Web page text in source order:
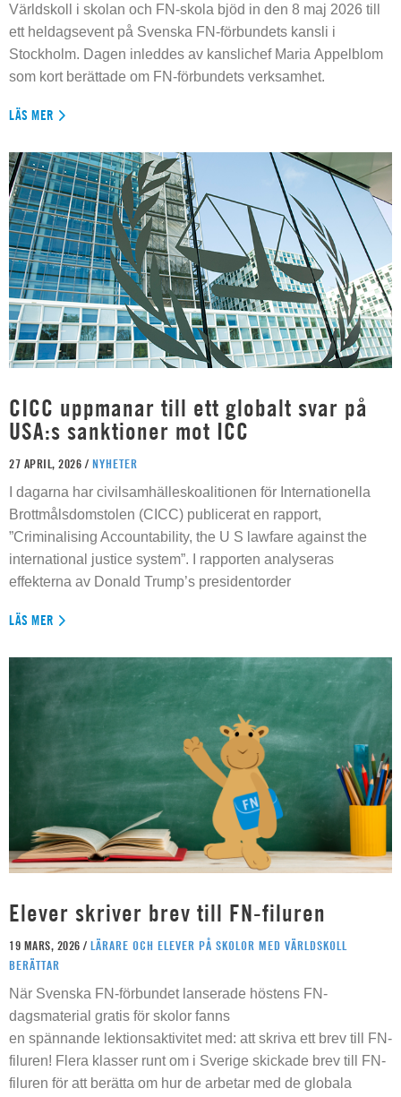
Världskoll i skolan och FN-skola bjöd in den 8 maj 2026 till
ett heldagsevent på Svenska FN-förbundets kansli i
Stockholm. Dagen inleddes av kanslichef Maria Appelblom
som kort berättade om FN-förbundets verksamhet.
LÄS MER
CICC uppmanar till ett globalt svar på
USA:s sanktioner mot ICC
27 APRIL, 2026 / NYHETER
I dagarna har civilsamhälleskoalitionen för Internationella
Brottmålsdomstolen (CICC) publicerat en rapport,
”Criminalising Accountability, the U S lawfare against the
international justice system”. I rapporten analyseras
effekterna av Donald Trump’s presidentorder
LÄS MER
Elever skriver brev till FN-filuren
19 MARS, 2026 / LÄRARE OCH ELEVER PÅ SKOLOR MED VÄRLDSKOLL
BERÄTTAR
När Svenska FN-förbundet lanserade höstens FN-
dagsmaterial gratis för skolor fanns
en spännande lektionsaktivitet med: att skriva ett brev till FN-
filuren! Flera klasser runt om i Sverige skickade brev till FN-
filuren för att berätta om hur de arbetar med de globala